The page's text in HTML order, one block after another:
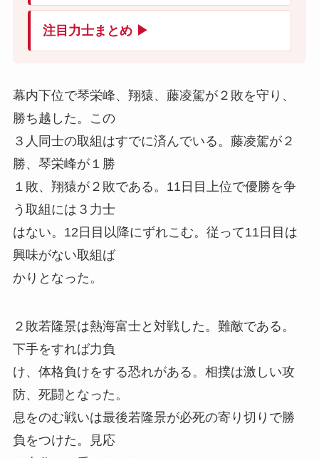
注目力士まとめ ▶
幕内下位で琴栄峰、翔猿、藤凌駕が２敗を守り、
勝ち越した。この
３人同士の取組はすでに済んでいる。藤凌駕が２
勝、琴栄峰が１勝
１敗、翔猿が２敗である。11日目上位で優勝を争
う取組には３力士
はない。12日目以降にずれこむ。従って11日目は
興味がない取組ば
かりとなった。
２敗若隆景は熱海富士と対戦した。難敵である。
下手をすれば力負
け、体格負けをする恐れがある。相撲は激しい攻
防、死闘となった。
息をのむ戦いは最後若隆景が必死の寄り切りで勝
負をつけた。見応